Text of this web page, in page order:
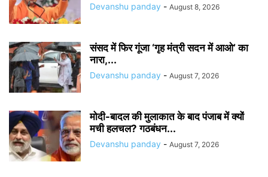
Devanshu panday - August 8, 2026
संसद में फिर गूंजा ‘गृह मंत्री सदन में आओ’ का
नारा,...
Devanshu panday - August 7, 2026
मोदी-बादल की मुलाकात के बाद पंजाब में क्यों
मची हलचल? गठबंधन...
Devanshu panday - August 7, 2026